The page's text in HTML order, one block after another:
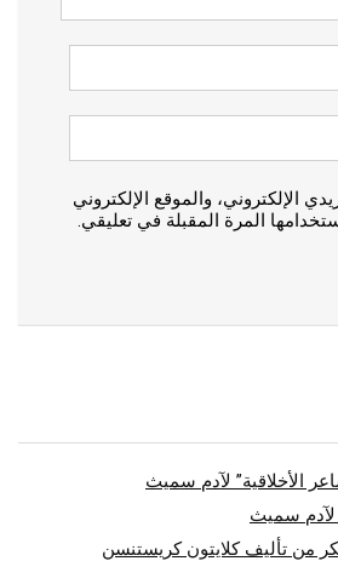
الإلكتروني، والموقع الإلكتروني
المرة المقبلة في تعليقي.
الأخلاقية” لآدم سميث
لآدم سميث
من تأليف كلايتون كريستنسن